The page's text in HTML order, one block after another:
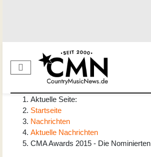
Aktuelle Seite:
Startseite
Nachrichten
Aktuelle Nachrichten
CMA Awards 2015 - Die Nominierten